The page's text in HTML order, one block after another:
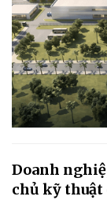
Doanh
chủ kỹ